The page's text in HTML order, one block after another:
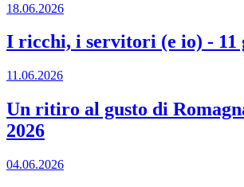
18.06.2026
I ricchi, i servitori (e io) - 11
11.06.2026
Un ritiro al gusto di
2026
04.06.2026